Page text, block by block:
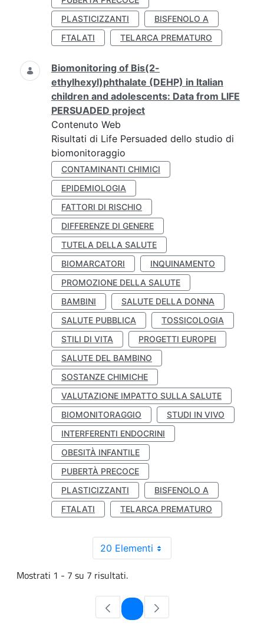
PLASTICIZZANTI
BISFENOLO A
FTALATI
TELARCA PREMATURO
Biomonitoring of Bis(2-
ethylhexyl)phthalate (DEHP) in Italian
children and adolescents: Data from LIFE
PERSUADED project
Contenuto Web
Risultati di Life Persuaded dello studio di
biomonitoraggio
CONTAMINANTI CHIMICI
EPIDEMIOLOGIA
FATTORI DI RISCHIO
DIFFERENZE DI GENERE
TUTELA DELLA SALUTE
BIOMARCATORI
INQUINAMENTO
PROMOZIONE DELLA SALUTE
BAMBINI
SALUTE DELLA DONNA
SALUTE PUBBLICA
TOSSICOLOGIA
STILI DI VITA
PROGETTI EUROPEI
SALUTE DEL BAMBINO
SOSTANZE CHIMICHE
VALUTAZIONE IMPATTO SULLA SALUTE
BIOMONITORAGGIO
STUDI IN VIVO
INTERFERENTI ENDOCRINI
OBESITÀ INFANTILE
PUBERTÀ PRECOCE
PLASTICIZZANTI
BISFENOLO A
FTALATI
TELARCA PREMATURO
20 Elementi
Mostrati 1 - 7 su 7 risultati.
Pagina